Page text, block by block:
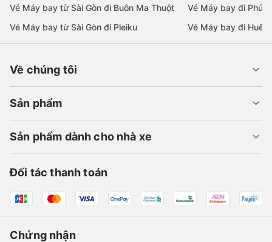
Vé Máy bay từ Sài Gòn đi Buôn Ma Thuột
Vé Máy bay từ Sài Gòn đi Pleiku
Vé Máy bay đi Phú
Vé Máy bay đi Huế
Về chúng tôi
Sản phẩm
Sản phẩm dành cho nhà xe
Đối tác thanh toán
Chứng nhận